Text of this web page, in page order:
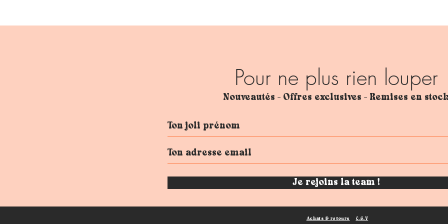
Pour ne plus rien louper
Nouveautés - Offres exclusives - Remises en
Je rejoins la team !
Achats & retours C.G.V